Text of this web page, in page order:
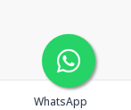
WhatsApp